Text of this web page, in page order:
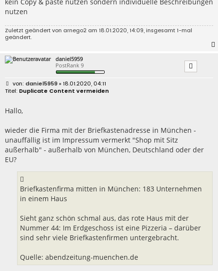
nutzen
Zuletzt geändert von arnego2 am 18.01.2020, 14:09, insgesamt 1-mal
geändert.
daniel5959
PostRank 9
B
e
r
a
daniel5959» 18.01.2020, 04:11
Duplicate Content vermeiden
Hallo,
wieder die Firma mit der Briefkastenadresse in München -
unauffällig ist im Impressum vermerkt "Shop mit Sitz
außerhalb" - außerhalb von München, Deutschland oder der
EU?
Briefkastenfirma mitten in München: 183 Unternehmen
in einem Haus
Sieht ganz schön schmal aus, das rote Haus mit der
Nummer 44: Im Erdgeschoss ist eine Pizzeria – darüber
sind sehr viele Briefkastenfirmen untergebracht.
Quelle: abendzeitung-muenchen.de